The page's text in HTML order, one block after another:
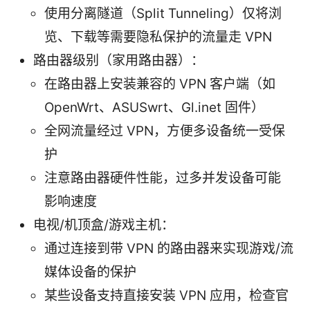
使用分离隧道（Split Tunneling）仅将浏
览、下载等需要隐私保护的流量走 VPN
路由器级别（家用路由器）：
在路由器上安装兼容的 VPN 客户端（如
OpenWrt、ASUSwrt、Gl.inet 固件）
全网流量经过 VPN，方便多设备统一受保
护
注意路由器硬件性能，过多并发设备可能
影响速度
电视/机顶盒/游戏主机：
通过连接到带 VPN 的路由器来实现游戏/流
媒体设备的保护
某些设备支持直接安装 VPN 应用，检查官